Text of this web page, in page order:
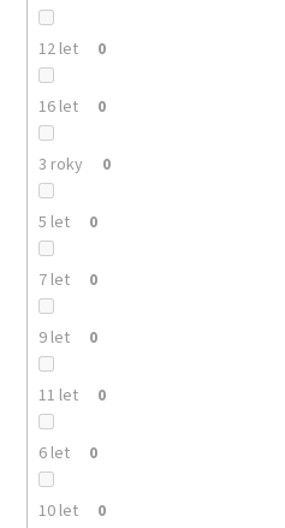
12 let 0
16 let 0
3 roky 0
5 let 0
7 let 0
9 let 0
11 let 0
6 let 0
10 let 0